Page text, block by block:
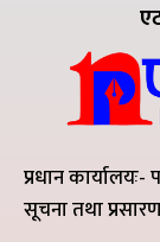
प्रधान कार्यालयः-
सूचना तथा